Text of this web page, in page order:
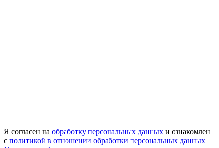
Я согласен на обработку персональных данных и ознакомлен
с политикой в отношении обработки персональных данных